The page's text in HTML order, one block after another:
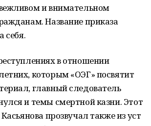
и внимательном
Название приказа
себя.
в отношении
которым «ОЭГ» посвятит
главный следователь
и темы смертной казни. Этот
прозвучал также из уст